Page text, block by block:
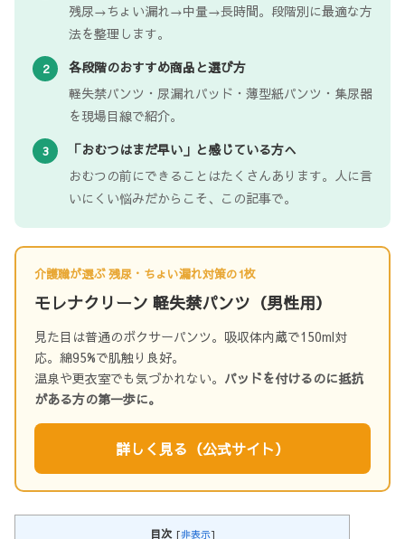
残尿→ちょい漏れ→中量→長時間。段階別に最適な方
法を整理します。
2
各段階のおすすめ商品と選び方
軽失禁パンツ・尿漏れパッド・薄型紙パンツ・集尿器
を現場目線で紹介。
3
「おむつはまだ早い」と感じている方へ
おむつの前にできることはたくさんあります。人に言
いにくい悩みだからこそ、この記事で。
介護職が選ぶ 残尿・ちょい漏れ対策の1枚
モレナクリーン 軽失禁パンツ（男性用）
見た目は普通のボクサーパンツ。吸収体内蔵で150ml対
応。綿95%で肌触り良好。
温泉や更衣室でも気づかれない。 パッドを付けるのに抵抗
がある方の第一歩に。
詳しく見る（公式サイト）
目次 [非表示]